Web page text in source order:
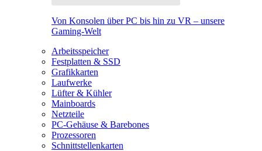
Von Konsolen über PC bis hin zu VR – unsere
Gaming-Welt
Arbeitsspeicher
Festplatten & SSD
Grafikkarten
Laufwerke
Lüfter & Kühler
Mainboards
Netzteile
PC-Gehäuse & Barebones
Prozessoren
Schnittstellenkarten